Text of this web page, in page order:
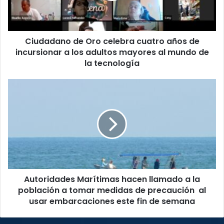
incursionar
a
adultos
Ciudadano de Oro celebra cuatro años de
incursionar a los adultos mayores al mundo de
la tecnología
la
población
a
tomar
medidas
precaución
usar
Autoridades Marítimas hacen llamado a la
población a tomar medidas de precaución al
usar embarcaciones este fin de semana